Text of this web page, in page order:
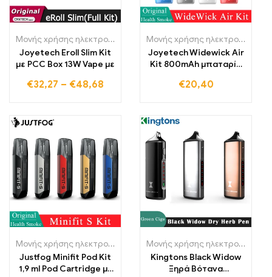
Μονής χρήσης ηλεκτρονικά τσιγάρα Πολωνία ,Μονής χρήσης
Joyetech Eroll Slim Kit
με PCC Box 13W Vape με
€32,27 – €48,68
Μονής χρήσης ηλεκτρονικά τσιγάρα Πολωνία
Joyetech Widewick Air
Kit 800mAh μπαταρία
ηλεκτρονικό τσιγάρο
€20,40
Μονής χρήσης ηλεκτρονικά τσιγάρα Πολωνία ,Μονής χρήσης
Justfog Minifit Pod Kit
1,9 ml Pod Cartridge με
Μονής χρήσης ηλεκτρονικά τσιγάρα Πολωνία
Kingtons Black Widow
Ξηρά Βότανα